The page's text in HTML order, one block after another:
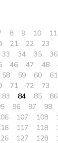
8 9 10 11
21 22 23
33 34 35 36
46 47 48
58 59 60 61
71 72 73
83 84 85 86
96 97 98
107 108
117 118
127 128